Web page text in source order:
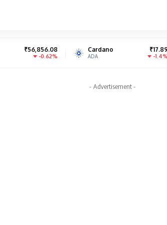
Cardano ₹17.89
ADA SOL
- Advertisement -